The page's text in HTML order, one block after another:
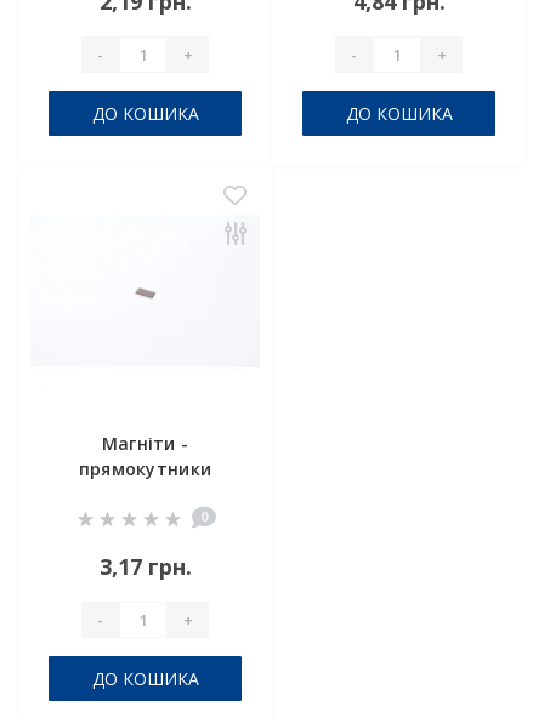
- +
ДО КОШИКА
- +
ДО КОШИКА
Магніти -
прямокутники
0
3,17 грн.
- +
ДО КОШИКА